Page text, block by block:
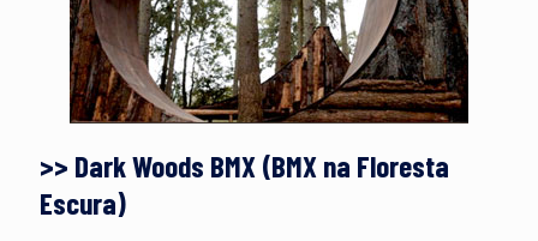
>> Dark Woods BMX (BMX na Floresta
Escura)